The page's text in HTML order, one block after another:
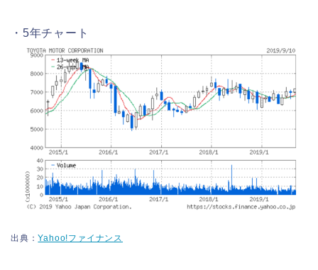
・5年チャート
出典：Yahoo!ファイナンス